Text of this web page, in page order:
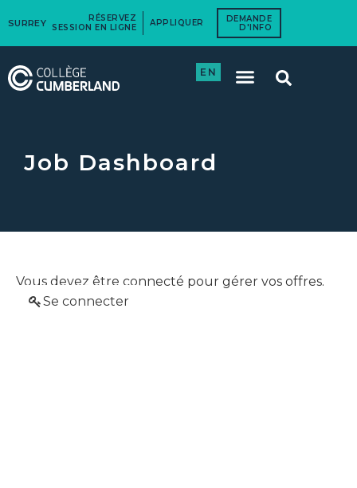
SURREY
RÉSERVEZ
SESSION EN LIGNE
APPLIQUER
DEMANDE
D'INFO
EN
Job Dashboard
Vous devez être connecté pour gérer vos offres.
Se connecter